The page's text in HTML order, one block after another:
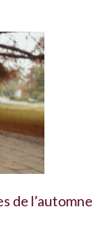
de l’automne